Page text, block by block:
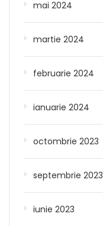
mai 2024
martie 2024
februarie 2024
ianuarie 2024
octombrie 2023
septembrie 2023
iunie 2023